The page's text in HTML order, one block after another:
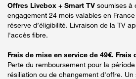
Offres Livebox + Smart TV soumises à
engagement 24 mois valables en
réserve d’éligibilité. Livraison de la TV
l'accès fibre.
Frais de mise en service de 49€. Frais
Perte du remboursement pour la
résiliation ou de changement d'offre.